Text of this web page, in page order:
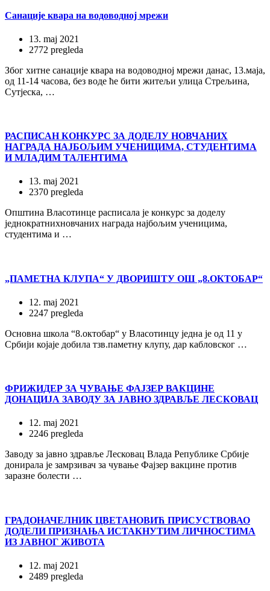
Санације квара на водоводној мрежи
13. maj 2021
2772 pregleda
Због хитне санације квара на водоводној мрежи данас, 13.маја,
од 11-14 часова, без воде ће бити житељи улица Стрељина,
Сутјеска, …
РАСПИСАН КОНКУРС ЗА ДОДЕЛУ НОВЧАНИХ
НАГРАДА НАЈБОЉИМ УЧЕНИЦИМА, СТУДЕНТИМА
И МЛАДИМ ТАЛЕНТИМА
13. maj 2021
2370 pregleda
Општина Власотинце расписала је конкурс за доделу
једнократнихновчаних награда најбољим ученицима,
студентима и …
„ПАМЕТНА КЛУПА“ У ДВОРИШТУ ОШ „8.ОКТОБАР“
12. maj 2021
2247 pregleda
Основна школа “8.октобар“ у Власотинцу једна је од 11 у
Србији којаје добила тзв.паметну клупу, дар кабловског …
ФРИЖИДЕР ЗА ЧУВАЊЕ ФАЈЗЕР ВАКЦИНЕ
ДОНАЦИЈА ЗАВОДУ ЗА ЈАВНО ЗДРАВЉЕ ЛЕСКОВАЦ
12. maj 2021
2246 pregleda
Заводу за јавно здравље Лесковац Влада Републике Србије
донирала је замрзивач за чување Фајзер вакцине против
заразне болести …
ГРАДОНАЧЕЛНИК ЦВЕТАНОВИЋ ПРИСУСТВОВАО
ДОДЕЛИ ПРИЗНАЊА ИСТАКНУТИМ ЛИЧНОСТИМА
ИЗ ЈАВНОГ ЖИВОТА
12. maj 2021
2489 pregleda